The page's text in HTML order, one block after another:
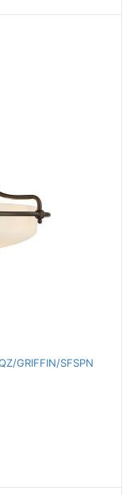
GRIFFIN/SFSPN